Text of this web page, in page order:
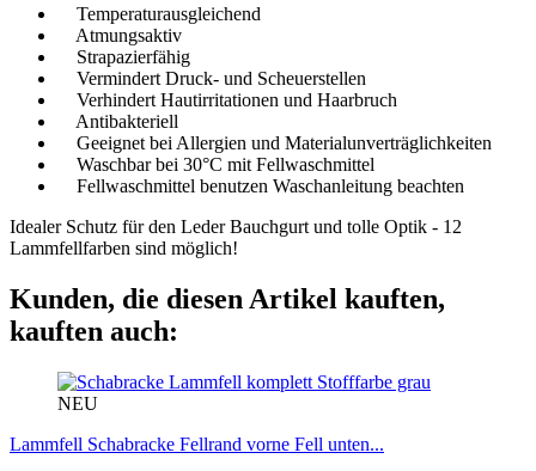
Temperaturausgleichend
Atmungsaktiv
Strapazierfähig
Vermindert Druck- und Scheuerstellen
Verhindert Hautirritationen und Haarbruch
Antibakteriell
Geeignet bei Allergien und Materialunverträglichkeiten
Waschbar bei 30°C mit Fellwaschmittel
Fellwaschmittel benutzen Waschanleitung beachten
Idealer Schutz für den Leder Bauchgurt und tolle Optik - 12
Lammfellfarben sind möglich!
Kunden, die diesen Artikel kauften,
kauften auch:
NEU
Lammfell Schabracke Fellrand vorne Fell unten...